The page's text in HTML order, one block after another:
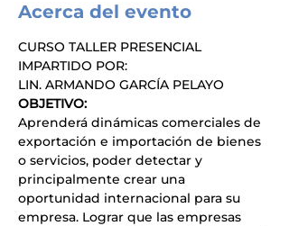
Acerca del evento
CURSO TALLER PRESENCIAL
IMPARTIDO POR:
LIN. ARMANDO GARCÍA PELAYO
OBJETIVO:
Aprenderá dinámicas comerciales de
exportación e importación de bienes
o servicios, poder detectar y
principalmente crear una
oportunidad internacional para su
empresa. Lograr que las empresas